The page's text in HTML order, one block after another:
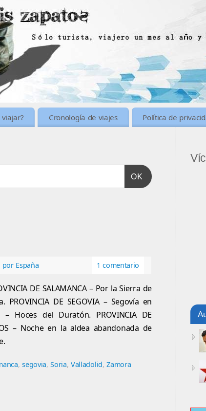
Cronología de viajes Política de
OK
por España 1 comentario
DE SALAMANCA – Por la Sierra de
PROVINCIA DE SEGOVIA – Segovía en
– Hoces del Duratón. PROVINCIA DE
– Noche en la aldea abandonada de
,segovia,Soria,Valladolid,Zamora